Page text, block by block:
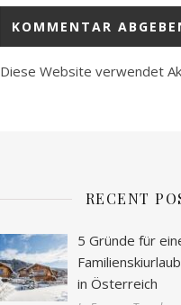
Diese Website verwendet
RECENT
5 Gründe für
in Österreich